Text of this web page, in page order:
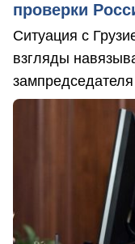
проверки
Ситуация с
взгляды